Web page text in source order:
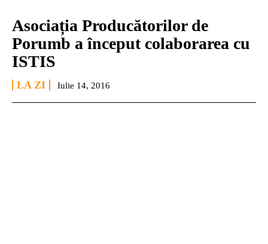
Asociația Producătorilor de
Porumb a început colaborarea cu
ISTIS
LA ZI Iulie 14, 2016